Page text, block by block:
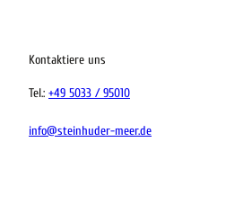
Kontaktiere uns
Tel.: +49 5033 / 95010
info@steinhuder-meer.de